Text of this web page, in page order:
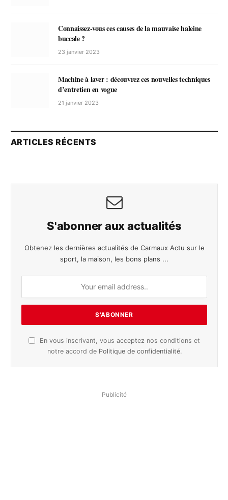
Connaissez-vous ces causes de la mauvaise haleine
buccale ?
23 janvier 2023
Machine à laver : découvrez ces nouvelles techniques
d’entretien en vogue
21 janvier 2023
ARTICLES RÉCENTS
S'abonner aux actualités
Obtenez les dernières actualités de Carmaux Actu sur le
sport, la maison, les bons plans ...
En vous inscrivant, vous acceptez nos conditions et
notre accord de Politique de confidentialité.
Publicité